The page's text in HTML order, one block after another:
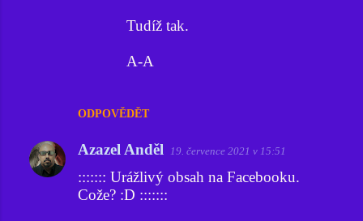
ODPOVĚDĚT
Tudíž tak.
A-A
Azazel Anděl 19. července 2021 v 15:51
::::::: Urážlivý obsah na Facebooku.
Cože? :D :::::::